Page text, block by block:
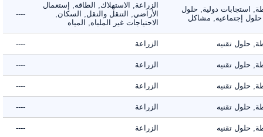
استجابات دولية, حلول
إجتماعيه, مشاكل
الزراعة, الاستهلاك, الطاقه, إستعمال
الأراضي, التنقل والنقل, السكان,
الاحتياجات غير الملباه, المياه
----
حلول تقنيه الزراعة ----
حلول تقنيه الزراعة ----
حلول تقنيه الزراعة ----
حلول تقنيه الزراعة ----
حلول تقنيه الزراعة ----